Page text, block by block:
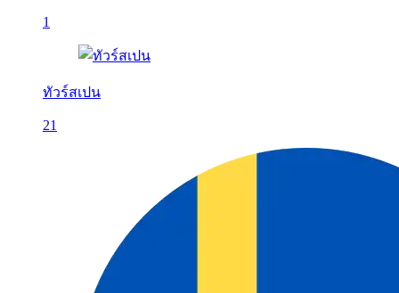
1
ทัวร์สเปน
21